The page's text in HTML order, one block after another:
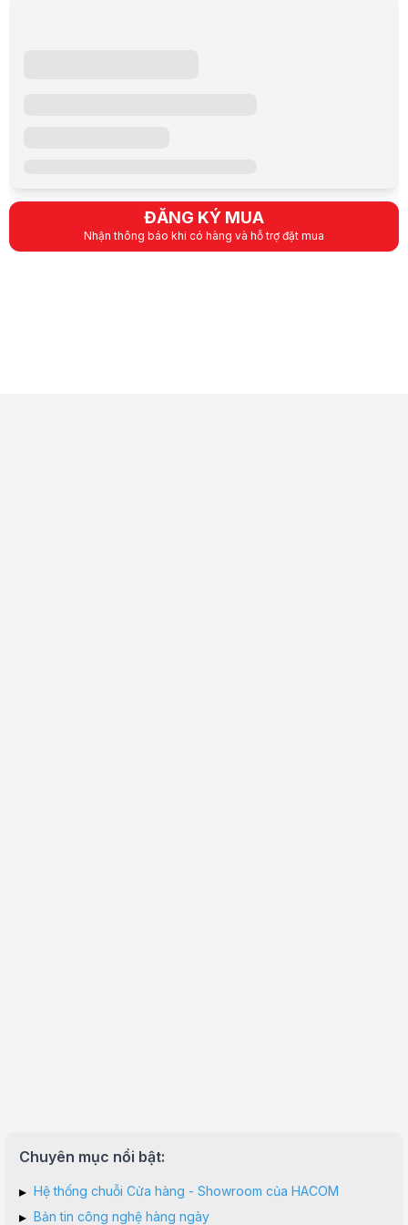
ĐĂNG KÝ MUA
Nhận thông báo khi có hàng và hỗ trợ đặt mua
Chuyên mục nổi bật:
▸ Hệ thống chuỗi Cửa hàng - Showroom của HACOM
▸ Bản tin công nghệ hàng ngày